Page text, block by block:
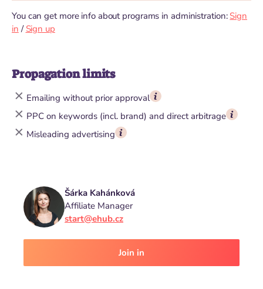
You can get more info about programs in administration: Sign
in / Sign up
Propagation limits
Emailing without prior approval
PPC on keywords (incl. brand) and direct arbitrage
Misleading advertising
Šárka Kahánková
Affiliate Manager
start@ehub.cz
Join in